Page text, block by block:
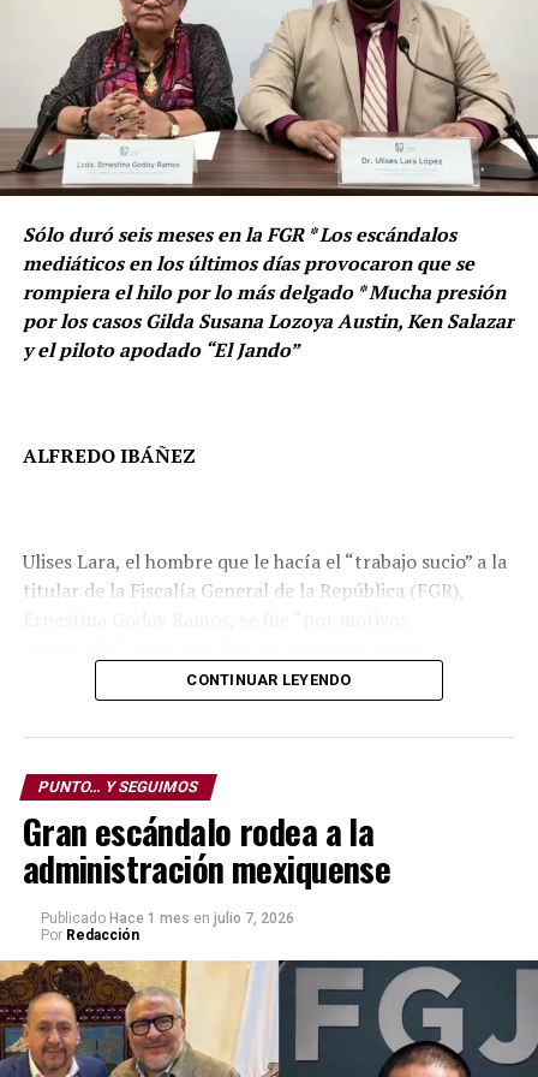
al caso, una herencia de su antecesor, Andrés Manuel
Sólo duró seis meses en la FGR * Los escándalos
mediáticos en los últimos días provocaron que se
rompiera el hilo por lo más delgado * Mucha presión
por los casos Gilda Susana Lozoya Austin, Ken Salazar
y el piloto apodado “El Jando”
ALFREDO IBÁÑEZ
Ulises Lara, el hombre que le hacía el “trabajo sucio” a la
titular de la Fiscalía General de la República (FGR),
dependencia donde desempeñaba dos cargos: De vocero
y ser fiscal Especial en Investigación de Asuntos
Relevantes.
En teoría, tener dos funciones le debió redituar doble
salario, es lo más normal dentro del marco de la Ley
CONTINUAR LEYENDO
PUNTO… Y SEGUIMOS
Gran escándalo rodea a la
administración mexiquense
Publicado Hace 1 mes en julio 7, 2026
Por Redacción